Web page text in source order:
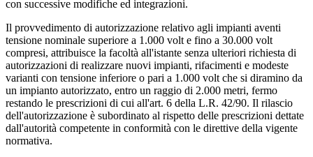
con successive modifiche ed integrazioni.
Il provvedimento di autorizzazione relativo agli impianti aventi
tensione nominale superiore a 1.000 volt e fino a 30.000 volt
compresi, attribuisce la facoltà all'istante senza ulteriori richiesta di
autorizzazioni di realizzare nuovi impianti, rifacimenti e modeste
varianti con tensione inferiore o pari a 1.000 volt che si diramino da
un impianto autorizzato, entro un raggio di 2.000 metri, fermo
restando le prescrizioni di cui all'art. 6 della L.R. 42/90. Il rilascio
dell'autorizzazione è subordinato al rispetto delle prescrizioni dettate
dall'autorità competente in conformità con le direttive della vigente
normativa.